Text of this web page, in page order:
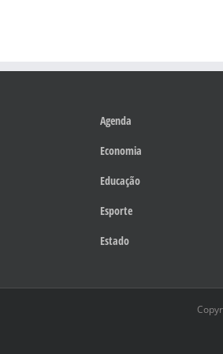
Agenda
Economia
Educação
Esporte
Estado